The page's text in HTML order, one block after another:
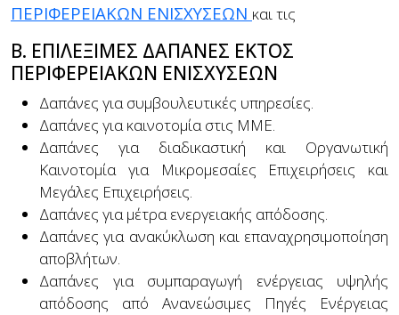
ΠΕΡΙΦΕΡΕΙΑΚΩΝ ΕΝΙΣΧΥΣΕΩΝ και τις
Β. ΕΠΙΛΕΞΙΜΕΣ ΔΑΠΑΝΕΣ ΕΚΤΟΣ
ΠΕΡΙΦΕΡΕΙΑΚΩΝ ΕΝΙΣΧΥΣΕΩΝ
Δαπάνες για συμβουλευτικές υπηρεσίες.
Δαπάνες για καινοτομία στις ΜΜΕ.
Δαπάνες για διαδικαστική και Οργανωτική
Καινοτομία για Μικρομεσαίες Επιχειρήσεις και
Μεγάλες Επιχειρήσεις.
Δαπάνες για μέτρα ενεργειακής απόδοσης.
Δαπάνες για ανακύκλωση και επαναχρησιμοποίηση
αποβλήτων.
Δαπάνες για συμπαραγωγή ενέργειας υψηλής
απόδοσης από Ανανεώσιμες Πηγές Ενέργειας